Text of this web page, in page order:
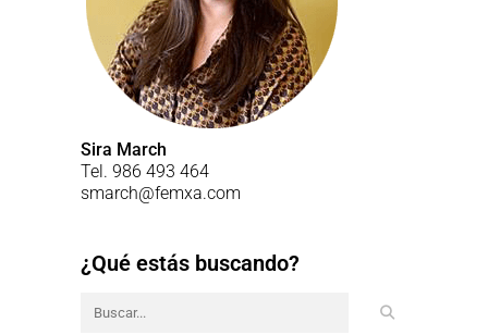
Sira March
Tel. 986 493 464
smarch@femxa.com
¿Qué estás buscando?